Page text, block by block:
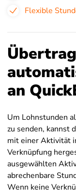
Flexible
an
Um Lohnstunden
zu senden, kannst
mit einer Aktivität
Verknüpfung
ausgewählten
abrechenbare
Wenn keine